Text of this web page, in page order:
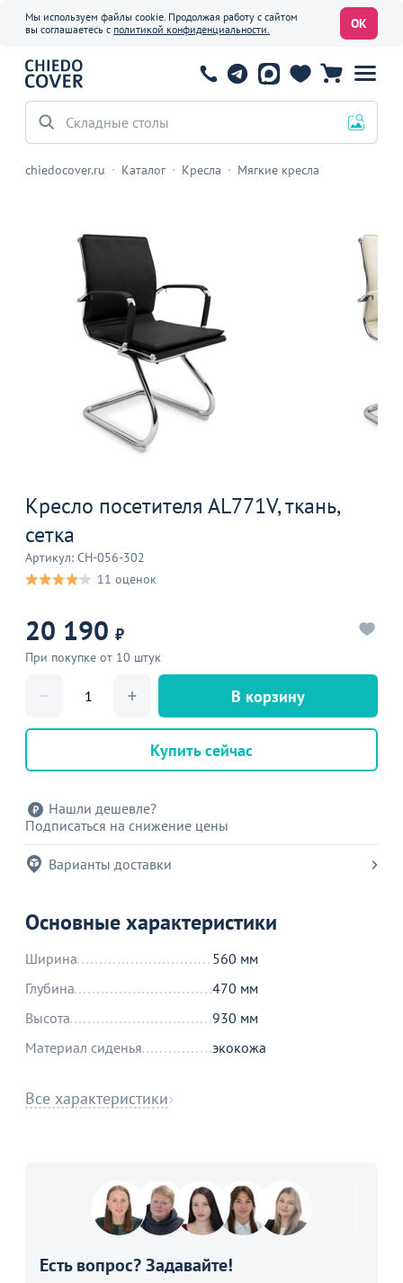
Мы используем файлы cookie. Продолжая работу с сайтом
вы соглашаетесь с политикой конфиденциальности. ОК
Складные столы
chiedocover.ru Каталог Кресла Мягкие кресла
Кресло посетителя AL771V, ткань,
сетка
Артикул: CH-056-302
11 оценок
20 190 ₽
При покупке от 10 штук
В корзину
Купить сейчас
Нашли дешевле?
Подписаться на снижение цены
Варианты доставки
Основные характеристики
Ширина
560 мм
Глубина
470 мм
Высота
930 мм
Материал сиденья
экокожа
Все характеристики
Есть вопрос? Задавайте!